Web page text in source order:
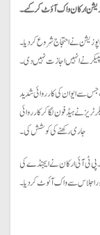
ارکان واک آؤٹ کر گئے۔
نے احتجاج شروع کر دیا۔
نے انہیں اجازت نہیں دی۔
جس سے ایوان کی کارروائی شدید
نے ہیڈ فون لگا کر کارروائی
جاری رکھنے کی کوشش کی۔
ٹی آئی ارکان نے ایجنڈے کی
اجلاس سے واک آئوٹ کر دیا۔